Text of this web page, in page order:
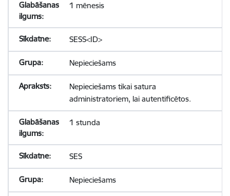
1 mēnesis
SESS<ID>
Nepieciešams
Nepieciešams tikai satura
administratoriem, lai autentificētos.
1 stunda
SES
Nepieciešams